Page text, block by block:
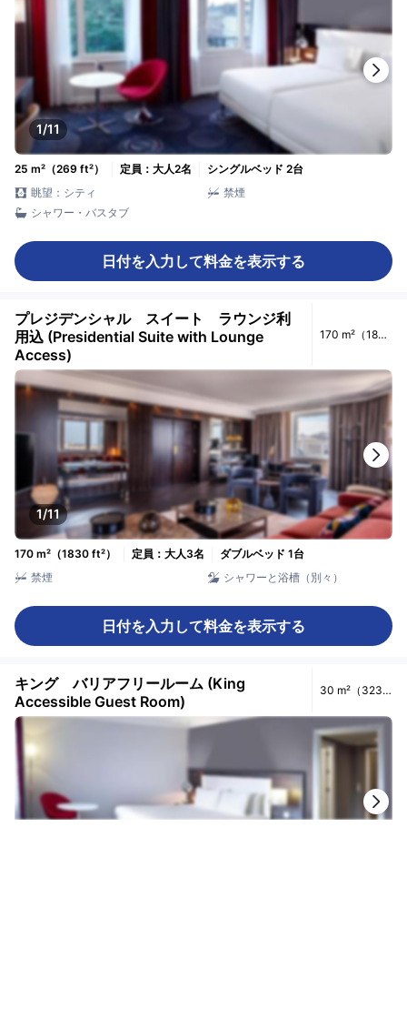
1/11
25 m²（269 ft²） 定員：大人2名
シングルベッド 2台
眺望：シティ
禁煙
シャワー・バスタブ
日付を入力して料金を表示する
プレジデンシャル スイート ラウンジ利
用込 (Presidential Suite with Lounge
Access)
170 m²（1830
1/11
170 m²（1830 ft²） 定員：大人3名
ダブルベッド 1台
禁煙
シャワーと浴槽（別々）
日付を入力して料金を表示する
キング バリアフリールーム (King
Accessible Guest Room)
30 m²（323